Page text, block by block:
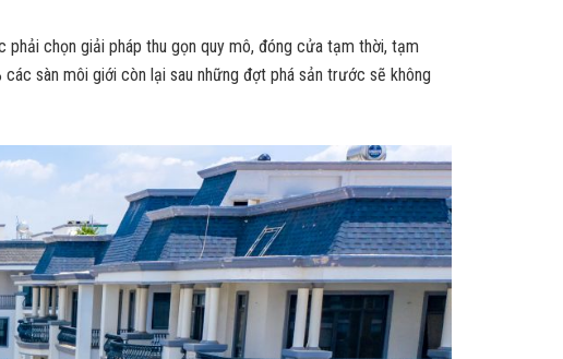
chọn giải pháp thu gọn quy mô, đóng cửa tạm thời, tạm
sàn môi giới còn lại sau những đợt phá sản trước sẽ không